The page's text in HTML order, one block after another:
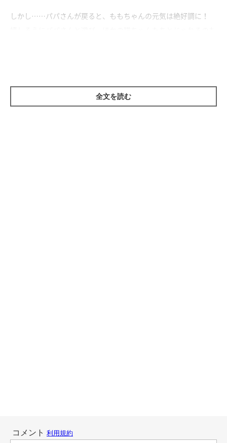
しかし……パパさんが戻ると、ももちゃんの元気は絶好調に！
全文を読む